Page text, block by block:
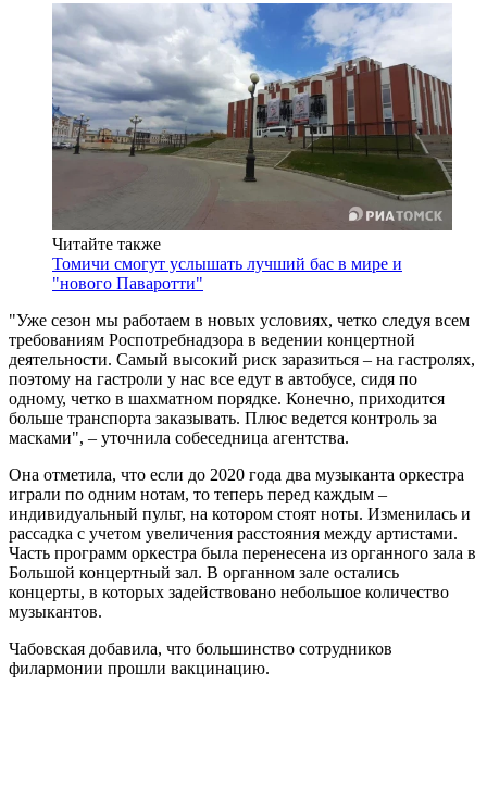
Читайте также
Томичи смогут услышать лучший бас в мире и
"нового Паваротти"
"Уже сезон мы работаем в новых условиях, четко следуя всем
требованиям Роспотребнадзора в ведении концертной
деятельности. Самый высокий риск заразиться – на гастролях,
поэтому на гастроли у нас все едут в автобусе, сидя по
одному, четко в шахматном порядке. Конечно, приходится
больше транспорта заказывать. Плюс ведется контроль за
масками", – уточнила собеседница агентства.
Она отметила, что если до 2020 года два музыканта оркестра
играли по одним нотам, то теперь перед каждым –
индивидуальный пульт, на котором стоят ноты. Изменилась и
рассадка с учетом увеличения расстояния между артистами.
Часть программ оркестра была перенесена из органного зала в
Большой концертный зал. В органном зале остались
концерты, в которых задействовано небольшое количество
музыкантов.
Чабовская добавила, что большинство сотрудников
филармонии прошли вакцинацию.